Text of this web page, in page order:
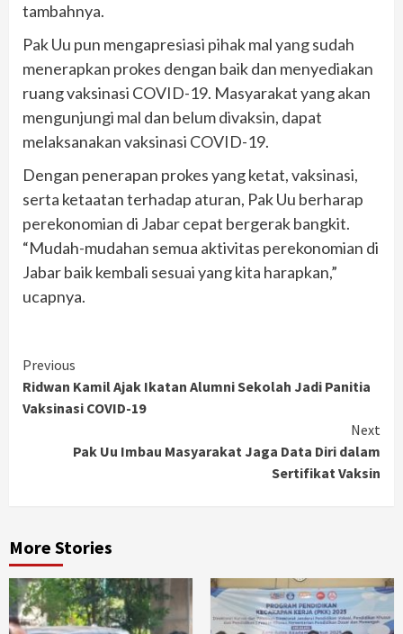
tambahnya.
Pak Uu pun mengapresiasi pihak mal yang sudah
menerapkan prokes dengan baik dan menyediakan
ruang vaksinasi COVID-19. Masyarakat yang akan
mengunjungi mal dan belum divaksin, dapat
melaksanakan vaksinasi COVID-19.
Dengan penerapan prokes yang ketat, vaksinasi,
serta ketaatan terhadap aturan, Pak Uu berharap
perekonomian di Jabar cepat bergerak bangkit.
“Mudah-mudahan semua aktivitas perekonomian di
Jabar baik kembali sesuai yang kita harapkan,”
ucapnya.
Continue
Reading
Previous
Ridwan Kamil Ajak Ikatan Alumni Sekolah Jadi Panitia
Vaksinasi COVID-19
Next
Pak Uu Imbau Masyarakat Jaga Data Diri dalam
Sertifikat Vaksin
More Stories